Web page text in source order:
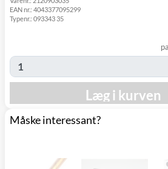
GLS
Hjemmelevering
Mandag d.
- fredag d.
Click&Collect i
Svenstrup
(9230)
Fredag d.
torsdag d.
EAN nr.: 4043377095299
Typenr.: 093343 35
Læg i kurven
Måske interessant?